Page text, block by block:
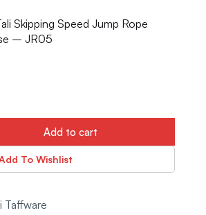
Skipping Speed Jump Rope
– JR05
Add to cart
To Wishlist
Taffware